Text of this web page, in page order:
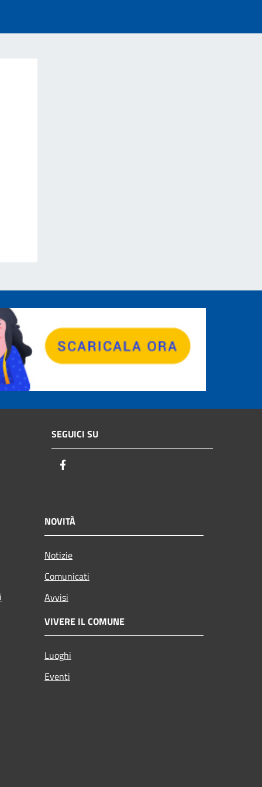
SEGUICI SU
NOVITÀ
Notizie
Comunicati
Avvisi
VIVERE IL COMUNE
Luoghi
Eventi